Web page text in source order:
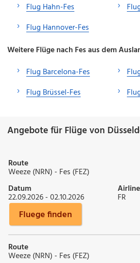
Flug Hahn-Fes
Flug Hannover-Fes
Weitere Flüge nach Fes aus dem
Flug Barcelona-Fes
Flug Brüssel-Fes
Angebote für Flüge von
Route
Weeze (NRN) - Fes (FEZ)
Datum
22.09.2026 - 02.10.2026
Airline
FR
Fluege finden
Route
Weeze (NRN) - Fes (FEZ)